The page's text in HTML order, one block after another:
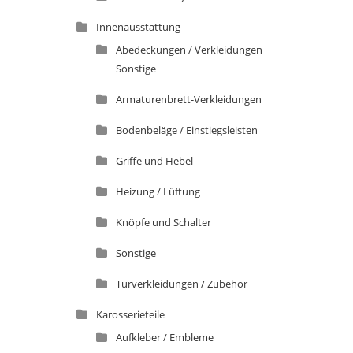
Innenausstattung
Abedeckungen / Verkleidungen
Sonstige
Armaturenbrett-Verkleidungen
Bodenbeläge / Einstiegsleisten
Griffe und Hebel
Heizung / Lüftung
Knöpfe und Schalter
Sonstige
Türverkleidungen / Zubehör
Karosserieteile
Aufkleber / Embleme